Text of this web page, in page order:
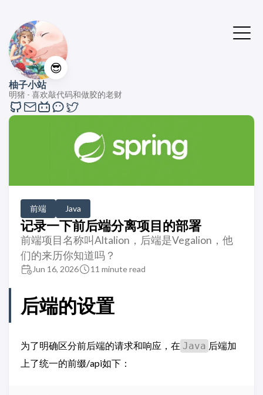
😎
柚子小站
明猪 - 喜欢敲代码和做胶的老财
前端 Java
记录一下前后端分离项目的部署
前端项目名称叫Altalion，后端是Vegalion，他
们的来历你知道吗？
Jun 16, 2026 11 minute read
后端的设置
为了明确区分前后端的请求和响应，在 Java 后端加
上了统一的前缀/api如下：